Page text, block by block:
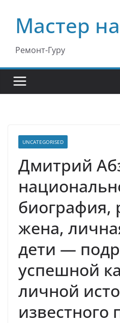
содержимому
Мастер
Ремонт-Гуру
UNCATEGORISED
Дмитрий
биография,
жена,
дети —
успешной
личной
известного